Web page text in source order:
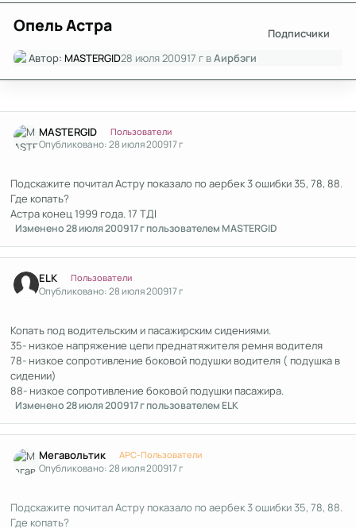
Опель Астра
Подписчики
Автор: MASTERGID28 июля 200917 г вАирбэги
MASTERGID Пользователи
Опубликовано:28 июля 200917 г
Подскажите почитал Астру показало по аербек 3 ошибки 35, 78, 88.
Где копать?
Астра конец 1999 года. 17 ТДІ
Изменено28 июля 200917 гпользователем MASTERGID
ELK Пользователи
Опубликовано:28 июля 200917 г
Копать под водительским и пасажирским сидениями.
35- низкое напряжение цепи преднатяжителя ремня водителя
78- низкое сопротивление боковой подушки водителя ( подушка в
сидении)
88- низкое сопротивление боковой подушки пасажира.
Изменено28 июля 200917 гпользователем ELK
Мегавольтик APC-Пользователи
Опубликовано:28 июля 200917 г
Подскажите почитал Астру показало по аербек 3 ошибки 35, 78, 88.
Где копать?